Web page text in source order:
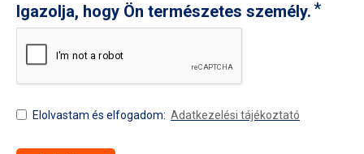
Igazolja, hogy Ön természetes személy.
Elolvastam és elfogadom: Adatkezelési tájékoztató